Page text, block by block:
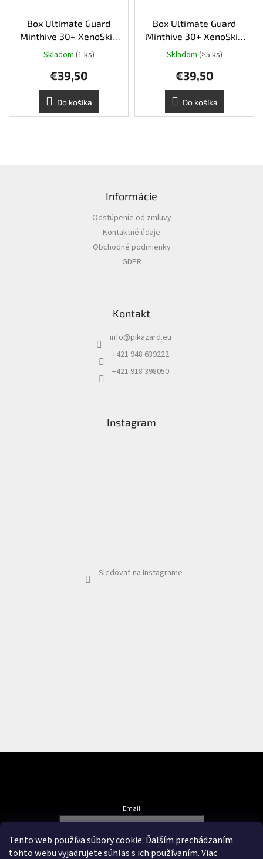
Tento web používa súbory cookie. Ďalším prechádzaním
tohto webu vyjadrujete súhlas s ich používaním. Viac
Box Ultimate Guard
Minthive 30+ XenoSkin
Grey
PriemernéSkladom (1 ks)
€39,50
Do košíka
Box Ultimate Guard
Minthive 30+ XenoSkin
Black
Skladom (>5 ks)
€39,50
Do košíka
Informácie
Odstúpenie od zmluvy
Kontaktné údaje
Obchodné podmienky
GDPR
Kontakt
info@pikazard.eu
+421 948 639222
+421 918 398050
Instagram
Sledovať na Instagrame
Email
Vložením e-mailu súhlasíte spodmienkami ochrany osobných údajov